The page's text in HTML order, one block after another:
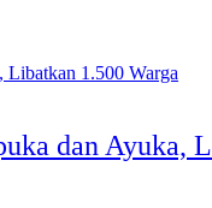
dan Ayuka,